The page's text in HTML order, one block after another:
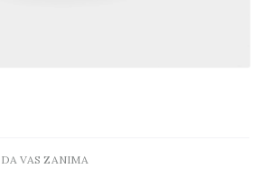
VAS ZANIMA